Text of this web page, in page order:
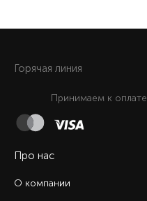
Про нас
О компании
Горячая линия
Принимаем к оплате